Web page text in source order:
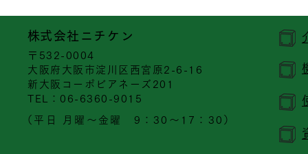
​株式会社ニチケン
〒532-0004
大阪府大阪市淀川区西宮原2-6-16
新大阪コーポビアネーズ201
​TEL：06-6360-9015
（平日 月曜～金曜 9：30～17：30）